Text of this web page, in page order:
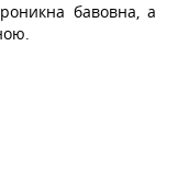
бавовна, а